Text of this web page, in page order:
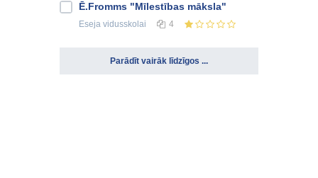
Ē.Fromms "Mīlestības māksla"
Eseja vidusskolai 4
Parādīt vairāk līdzīgos ...